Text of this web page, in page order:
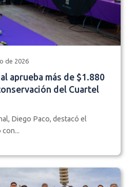
de 2026
aprueba más de $1.880
del Cuartel
Diego Paco, destacó el